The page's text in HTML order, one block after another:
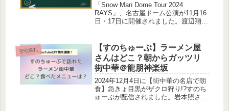
「Snow Man Dome Tour 2024
RAYS」、名古屋ドーム公演が11月16
日・17日に開催されました。渡辺翔太
食べたラーメンを投稿し、話題になっ
てい...
聖地巡礼
【すのちゅーぶ】ラーメン屋
さんはどこ？朝からガッツリ
街中華＠龍朋神楽坂
2024年12月4日に【街中華の名店で朝
食】急きょ目黒がザクロ狩り!?すのち
ゅーぶが配信されました。岩本照さ